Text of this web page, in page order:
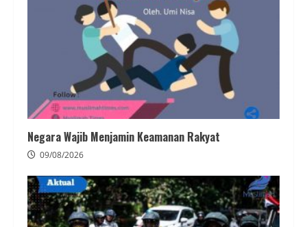
Negara Wajib Menjamin Keamanan Rakyat
09/08/2026